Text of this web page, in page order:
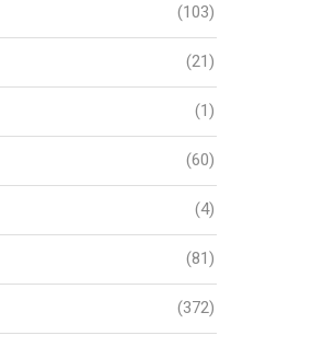
(103)
(21)
(1)
(60)
(4)
(81)
(372)